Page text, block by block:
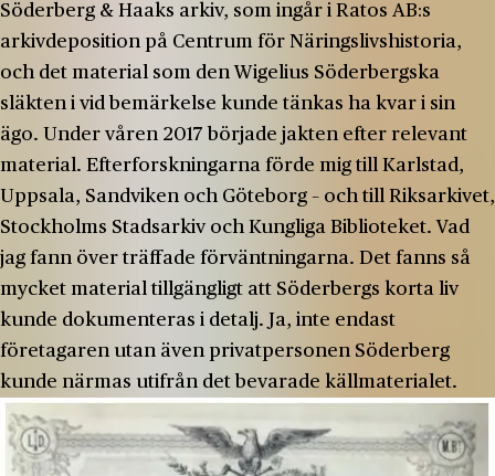
Söderberg & Haaks arkiv, som ingår i Ratos AB:s
arkivdeposition på Centrum för Näringslivshistoria,
och det material som den Wigelius­ Söderbergska
släkten i vid bemärkelse kunde tänkas ha kvar i sin
ägo. Under våren 2017 började jakten efter relevant
material. Efterforskningarna förde mig till Karlstad,
Uppsala, Sandviken och Göteborg – och till Riksarkivet,
Stockholms Stadsarkiv och Kungliga Biblioteket. Vad
jag fann över träffade förväntningarna. Det fanns så
mycket material tillgängligt att Söderbergs korta liv
kunde dokumenteras i detalj. Ja, inte endast
företagaren utan även privatpersonen Söderberg
kunde närmas utifrån det bevarade källmaterialet.